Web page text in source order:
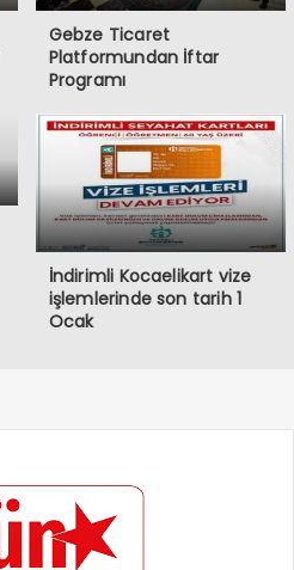
Gebze Ticaret
Platformundan İftar
Programı
İndirimli Kocaelikart vize
işlemlerinde son tarih 1
Ocak